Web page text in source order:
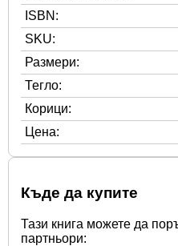
ISBN:
SKU:
Размери:
Тегло:
Корици:
Цена:
Къде да купите
Тази книга можете да
партньори: